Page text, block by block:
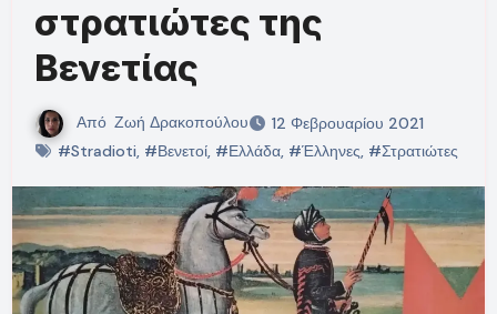
στρατιώτες της
Βενετίας
Από Ζωή Δρακοπούλου
12 Φεβρουαρίου 2021
#Stradioti, #Βενετοί, #Ελλάδα, #Έλληνες, #Στρατιώτες